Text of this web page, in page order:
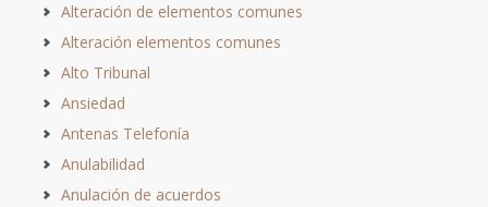
Alteración de elementos comunes
Alteración elementos comunes
Alto Tribunal
Ansiedad
Antenas Telefonía
Anulabilidad
Anulación de acuerdos